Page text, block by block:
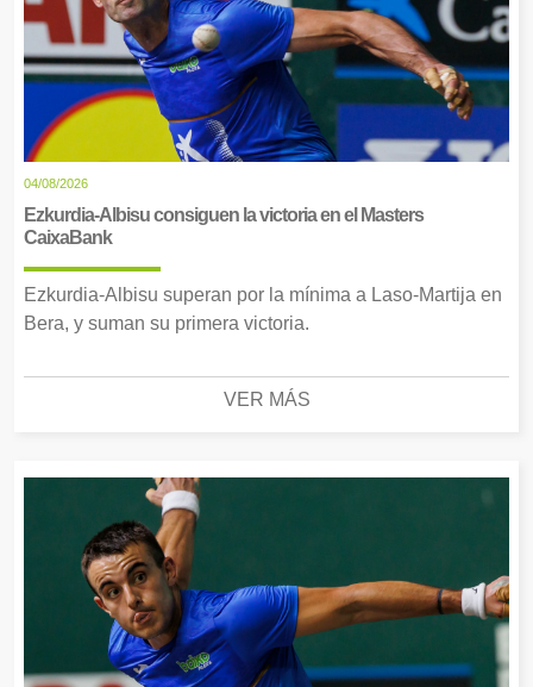
04/08/2026
Ezkurdia-Albisu consiguen la victoria en el Masters
CaixaBank
Ezkurdia-Albisu superan por la mínima a Laso-Martija en
Bera, y suman su primera victoria.
VER MÁS